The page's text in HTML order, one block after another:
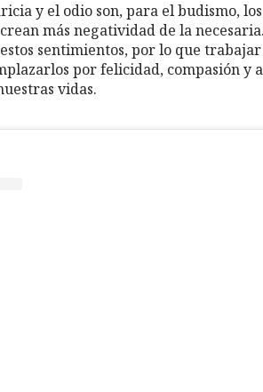
y el odio son, para el budismo,
más negatividad de la
sentimientos, por lo que
por felicidad, compasión y
vidas.